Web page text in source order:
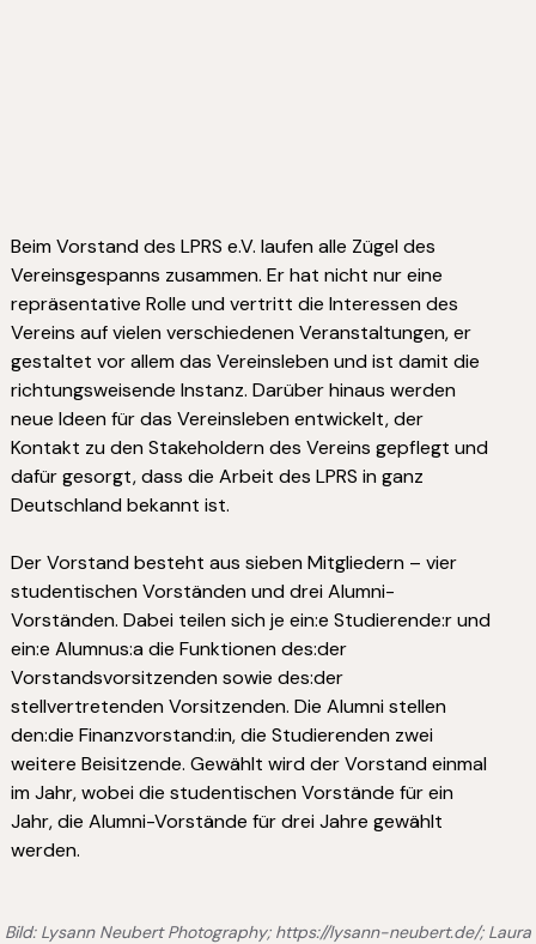
Beim Vorstand des LPRS e.V. laufen alle Zügel des
Vereinsgespanns zusammen. Er hat nicht nur eine
repräsentative Rolle und vertritt die Interessen des
Vereins auf vielen verschiedenen Veranstaltungen, er
gestaltet vor allem das Vereinsleben und ist damit die
richtungsweisende Instanz. Darüber hinaus werden
neue Ideen für das Vereinsleben entwickelt, der
Kontakt zu den Stakeholdern des Vereins gepflegt und
dafür gesorgt, dass die Arbeit des LPRS in ganz
Deutschland bekannt ist.
Der Vorstand besteht aus sieben Mitgliedern – vier
studentischen Vorständen und drei Alumni-
Vorständen. Dabei teilen sich je ein:e Studierende:r und
ein:e Alumnus:a die Funktionen des:der
Vorstandsvorsitzenden sowie des:der
stellvertretenden Vorsitzenden. Die Alumni stellen
den:die Finanzvorstand:in, die Studierenden zwei
weitere Beisitzende. Gewählt wird der Vorstand einmal
im Jahr, wobei die studentischen Vorstände für ein
Jahr, die Alumni-Vorstände für drei Jahre gewählt
werden.
Bild: Lysann Neubert Photography; https://lysann-neubert.de/; Laura